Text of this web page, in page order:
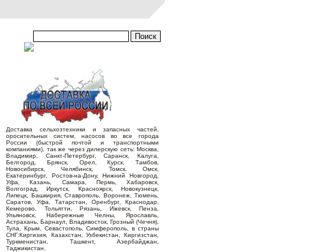
Доставка сельхозтехники и запасных частей,
оросительных систем, насосов во все города
России (быстрой почтой и транспортными
компаниями), так же через дилерскую сеть: Москва,
Владимир, Санкт-Петербург, Саранск, Калуга,
Белгород, Брянск, Орел, Курск, Тамбов,
Новосибирск, Челябинск, Томск, Омск,
Екатеринбург, Ростов-на-Дону, Нижний Новгород,
Уфа, Казань, Самара, Пермь, Хабаровск,
Волгоград, Иркутск, Красноярск, Новокузнецк,
Липецк, Башкирия, Ставрополь, Воронеж, Тюмень,
Саратов, Уфа, Татарстан, Оренбург, Краснодар,
Кемерово, Тольятти, Рязань, Ижевск, Пенза,
Ульяновск, Набережные Челны, Ярославль,
Астрахань, Барнаул, Владивосток, Грозный (Чечня),
Тула, Крым, Севастополь, Симферополь, в страны
СНГ:Киргизия, Казахстан, Узбекистан, Киргизстан,
Туркменистан, Ташкент, Азербайджан,
Таджикистан.